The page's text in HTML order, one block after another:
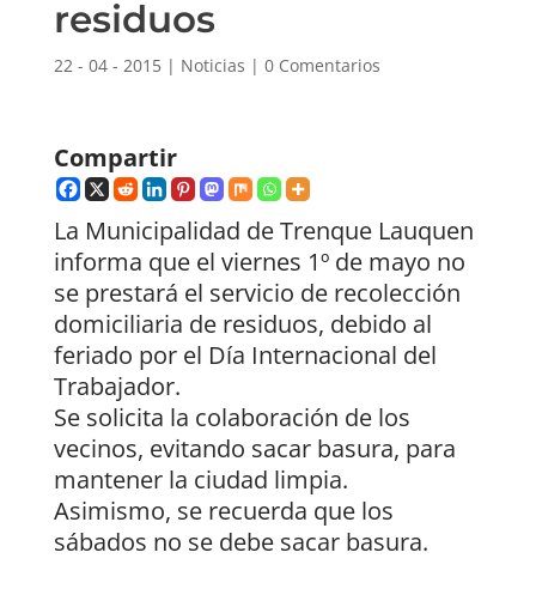
residuos
22 - 04 - 2015| Noticias | 0 Comentarios
Compartir
La Municipalidad de Trenque Lauquen
informa que el viernes 1º de mayo no
se prestará el servicio de recolección
domiciliaria de residuos, debido al
feriado por el Día Internacional del
Trabajador.
Se solicita la colaboración de los
vecinos, evitando sacar basura, para
mantener la ciudad limpia.
Asimismo, se recuerda que los
sábados no se debe sacar basura.